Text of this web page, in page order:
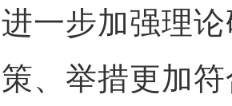
进一步加强理
策、举措更加